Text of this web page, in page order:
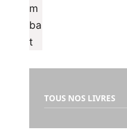
TOUS NOS LIVRES